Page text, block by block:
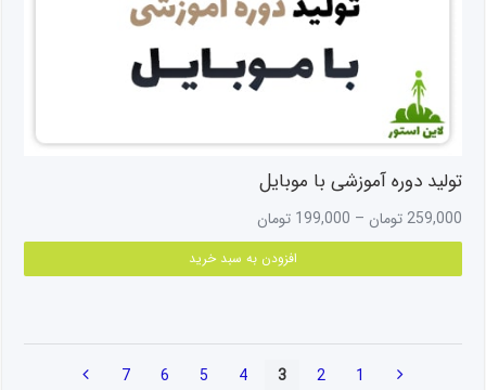
تولید دوره آموزشی با موبایل
259,000تومان –
199,000 تومان
range:
199,000 تومانافزودن به سبد خرید
این
1
2
3
4
5
6
7